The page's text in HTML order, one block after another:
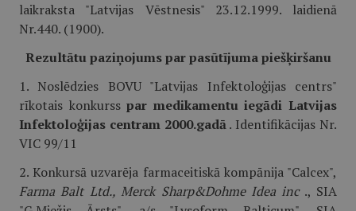
laikraksta "Latvijas Vēstnesis" 23.12.1999. laidienā
Nr.440. (1900).
Rezultātu paziņojums par pasūtījuma piešķiršanu
1. Noslēdzies BOVU "Latvijas Infektoloģijas centrs"
rīkotais konkursspar medikamentu iegādi Latvijas
Infektoloģijas centram 2000.gadā. Identifikācijas Nr.
VIC 99/11
2. Konkursā uzvarēja farmaceitiskā kompānija "Calcex",
Farma Balt Ltd., Merck Sharp&Dohme Idea inc., SIA